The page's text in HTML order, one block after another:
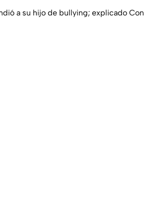
a su hijo de bullying; explicado Con